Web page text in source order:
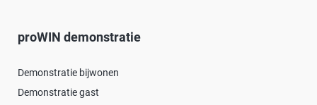
proWIN demonstratie
Demonstratie bijwonen
Demonstratie gast